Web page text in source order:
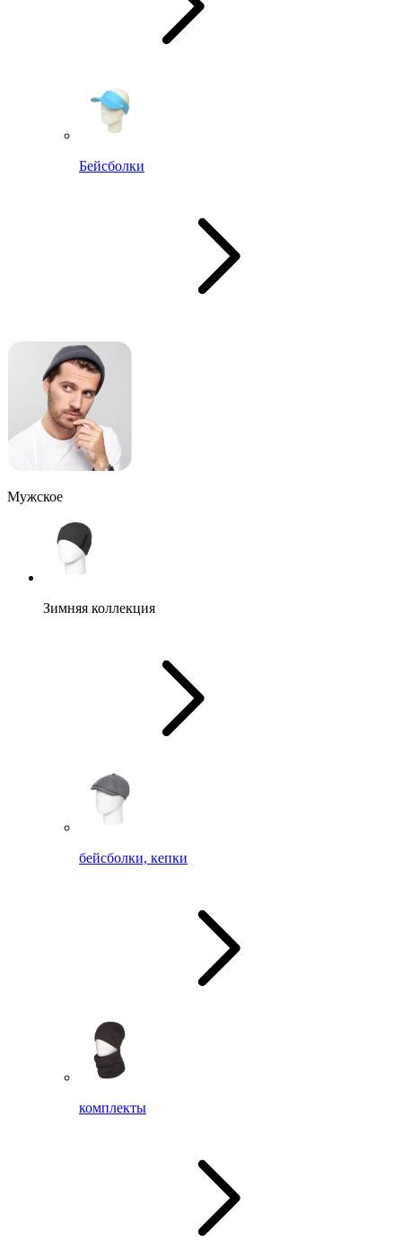
Бейсболки
Мужское
Зимняя коллекция
бейсболки, кепки
комплекты